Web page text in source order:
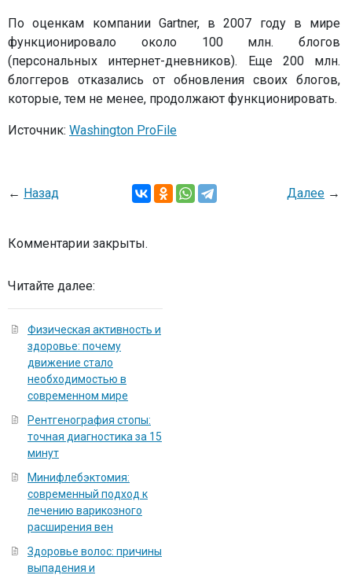
По оценкам компании Gartner, в 2007 году в мире
функционировало около 100 млн. блогов
(персональных интернет-дневников). Еще 200 млн.
блоггеров отказались от обновления своих блогов,
которые, тем не менее, продолжают функционировать.
Источник: Washington ProFile
← Назад Далее →
Комментарии закрыты.
Читайте далее:
Физическая активность и
здоровье: почему
движение стало
необходимостью в
современном мире
Рентгенография стопы:
точная диагностика за 15
минут
Минифлебэктомия:
современный подход к
лечению варикозного
расширения вен
Здоровье волос: причины
выпадения и